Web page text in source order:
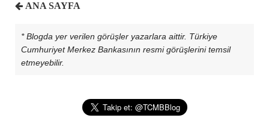
ANA SAYFA
* Blogda yer verilen görüşler yazarlara aittir. Türkiye
Cumhuriyet Merkez Bankasının resmi görüşlerini temsil
etmeyebilir.